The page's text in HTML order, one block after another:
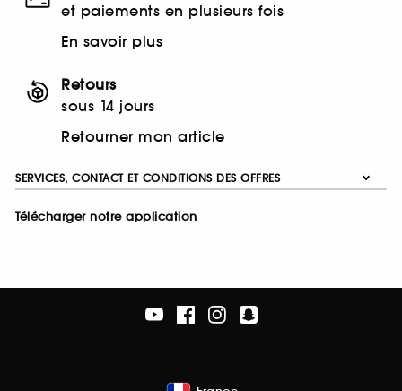
et paiements en plusieurs fois
En savoir plus
Retours
sous 14 jours
Retourner mon article
SERVICES, CONTACT ET CONDITIONS DES OFFRES
Télécharger notre application